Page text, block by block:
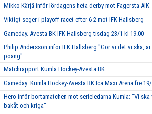
Mikko Kärjä inför lördagens heta derby mot Fagersta AIK
Viktigt seger i playoff racet efter 6-2 mot IFK Hallsberg
Gameday. Avesta BK-IFK Hallsberg tisdag 23/1 kl 19.00
Philip Andersson inför IFK Hallsberg "Gör vi det vi ska,
poäng"
Matchrapport Kumla Hockey-Avesta BK
Gameday: Kumla Hockey-Avesta BK Ica Maxi Arena fre
Hero inför bortamatchen mot serieledarna Kumla: "Vi ska
bakåt och kriga"